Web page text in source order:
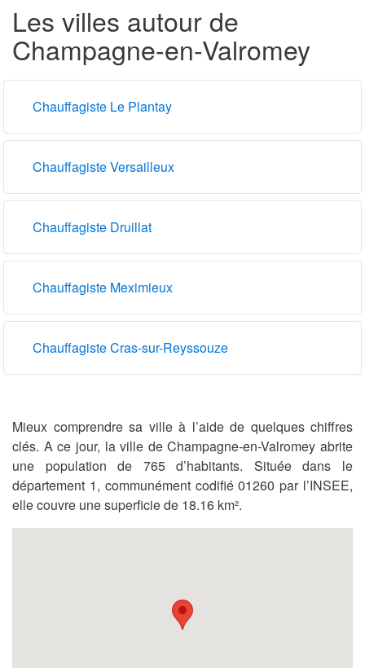
Les villes autour de
Champagne-en-Valromey
Chauffagiste Le Plantay
Chauffagiste Versailleux
Chauffagiste Druillat
Chauffagiste Meximieux
Chauffagiste Cras-sur-Reyssouze
Mieux comprendre sa ville à l’aide de quelques chiffres
clés. A ce jour, la ville de Champagne-en-Valromey abrite
une population de 765 d’habitants. Située dans le
département 1, communément codifié 01260 par l’INSEE,
elle couvre une superficie de 18.16 km².